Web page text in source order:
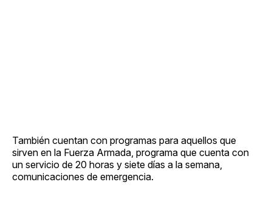
También cuentan con programas para aquellos que
sirven en la Fuerza Armada, programa que cuenta con
un servicio de 20 horas y siete días a la semana,
comunicaciones de emergencia.